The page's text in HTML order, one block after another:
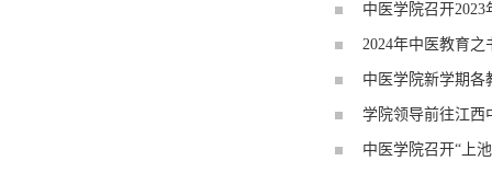
中医学院召开
2024年中医教育
中医学院新学期各
学院领导前往江西
中医学院召开“上